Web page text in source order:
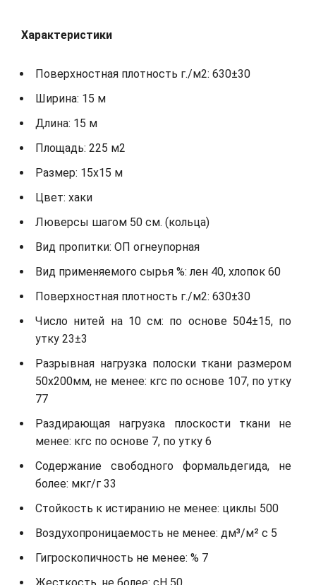
Характеристики
Поверхностная плотность г./м2: 630±30
Ширина: 15 м
Длина: 15 м
Площадь: 225 м2
Размер: 15х15 м
Цвет: хаки
Люверсы шагом 50 см. (кольца)
Вид пропитки: ОП огнеупорная
Вид применяемого сырья %: лен 40, хлопок 60
Поверхностная плотность г./м2: 630±30
Число нитей на 10 см: по основе 504±15, по
утку 23±3
Разрывная нагрузка полоски ткани размером
50х200мм, не менее: кгс по основе 107, по утку
77
Раздирающая нагрузка плоскости ткани не
менее: кгс по основе 7, по утку 6
Содержание свободного формальдегида, не
более: мкг/г 33
Стойкость к истиранию не менее: циклы 500
Воздухопроницаемость не менее: дм³/м² с 5
Гигроскопичность не менее: % 7